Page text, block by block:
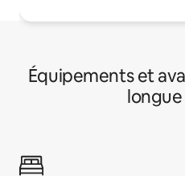
Équipements et